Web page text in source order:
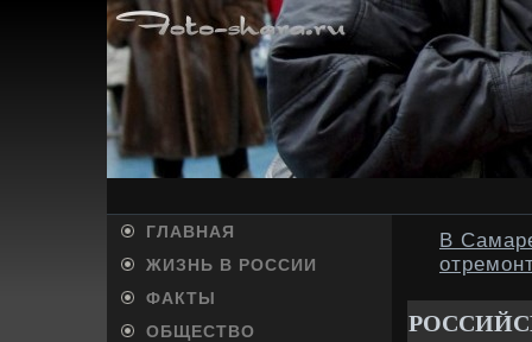
ГЛАВНАЯ
ЖИЗНЬ В РОССИИ
ФАКТЫ
ОБЩЕСТВО
В